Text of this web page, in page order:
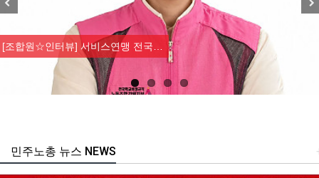
[조합원☆인터뷰] 서비스연맹 전국…
주노총 뉴스 NEWS